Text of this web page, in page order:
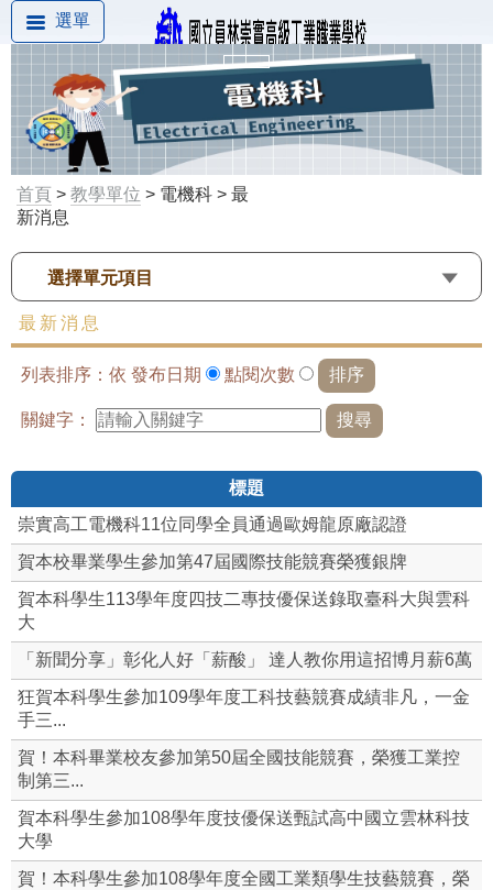
選單
首頁 > 教學單位 > 電機科 > 最
新消息
選擇單元項目
最新消息
列表排序：依 發布日期 點閱次數
關鍵字：
標題
崇實高工電機科11位同學全員通過歐姆龍原廠認證
賀本校畢業學生參加第47屆國際技能競賽榮獲銀牌
賀本科學生113學年度四技二專技優保送錄取臺科大與雲科
大
「新聞分享」彰化人好「薪酸」 達人教你用這招博月薪6萬
狂賀本科學生參加109學年度工科技藝競賽成績非凡，一金
手三...
賀！本科畢業校友參加第50屆全國技能競賽，榮獲工業控
制第三...
賀本科學生參加108學年度技優保送甄試高中國立雲林科技
大學
賀！本科學生參加108學年度全國工業類學生技藝競賽，榮